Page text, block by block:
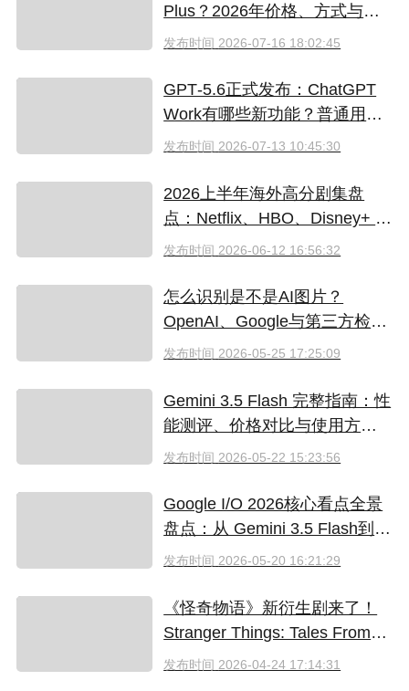
Plus？2026年价格、方式与避
坑指南
发布时间 2026-07-16 18:02:45
GPT‑5.6正式发布：ChatGPT
Work有哪些新功能？普通用户
值得升级吗
发布时间 2026-07-13 10:45:30
2026上半年海外高分剧集盘
点：Netflix、HBO、Disney+ 哪
些爆款必追？（附国内超划算
发布时间 2026-06-12 16:56:32
怎么识别是不是AI图片？
OpenAI、Google与第三方检测
工具对比
发布时间 2026-05-25 17:25:09
Gemini 3.5 Flash 完整指南：性
能测评、价格对比与使用方法
（2026）
发布时间 2026-05-22 15:23:56
Google I/O 2026核心看点全景
盘点：从 Gemini 3.5 Flash到全
新AI智能体生态
发布时间 2026-05-20 16:21:29
《怪奇物语》新衍生剧来了！
Stranger Things: Tales From
'85 好看吗？附奈飞拼车低价观
发布时间 2026-04-24 17:14:31